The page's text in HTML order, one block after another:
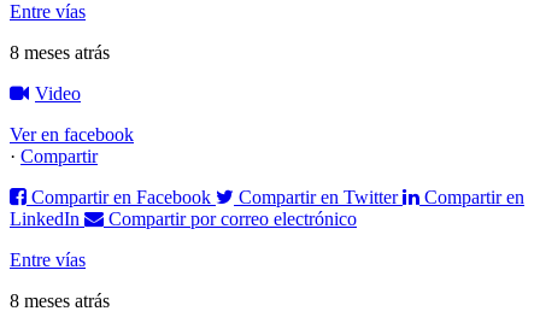
Entre vías
8 meses atrás
Video
Ver en facebook
· Compartir
Compartir en Facebook
Compartir en Twitter
Compartir en
LinkedIn
Compartir por correo electrónico
Entre vías
8 meses atrás